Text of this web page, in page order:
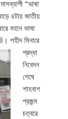
“ভাষা
৪টায় জাতীয়
মহান ভাষা
শহীদ মিনারে
শ্রদ্ধা
নিবেদন
শেষে
শাহবাগ
প্রজন্ম
চত্বরে